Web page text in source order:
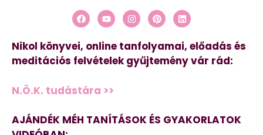
Nikol könyvei, online tanfolyamai, előadás és
meditációs felvételek gyűjtemény vár rád:
N.Ö.K. tudástára >>
AJÁNDÉK MÉH TANÍTÁSOK ÉS GYAKORLATOK